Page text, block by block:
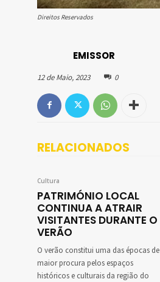
Direitos Reservados
EMISSOR
12 de Maio, 2023 0
RELACIONADOS
Cultura
PATRIMÓNIO LOCAL
CONTINUA A ATRAIR
VISITANTES DURANTE O
VERÃO
O verão constitui uma das épocas de
maior procura pelos espaços
históricos e culturais da região do